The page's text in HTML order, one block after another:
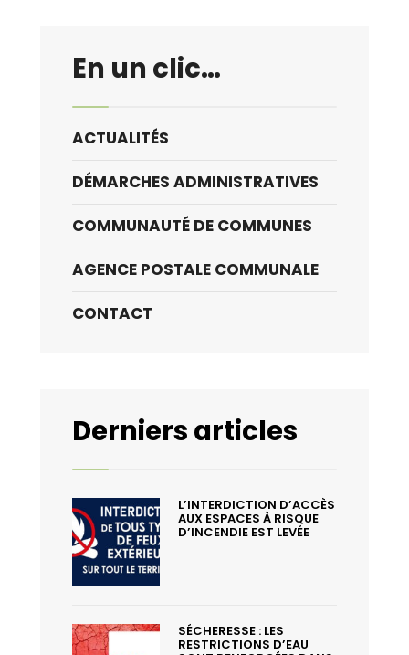
En un clic…
ACTUALITÉS
DÉMARCHES ADMINISTRATIVES
COMMUNAUTÉ DE COMMUNES
AGENCE POSTALE COMMUNALE
CONTACT
Derniers articles
L’INTERDICTION D’ACCÈS
AUX ESPACES À RISQUE
D’INCENDIE EST LEVÉE
SÉCHERESSE : LES
RESTRICTIONS D’EAU